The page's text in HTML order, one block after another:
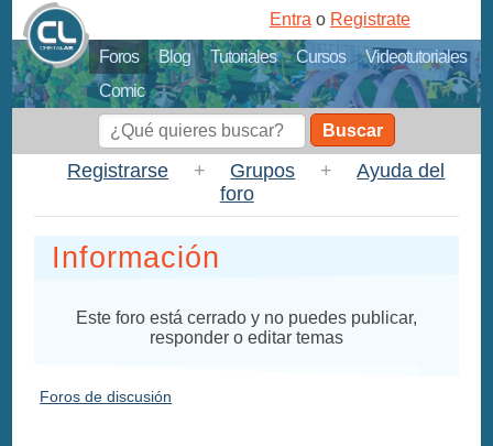
Foros Blog Tutoriales Cursos
Videotutoriales
Comic
Entra o Registrate
Buscar
Registrarse + Grupos +
Ayuda del
foro
Información
Este foro está cerrado y no puedes publicar,
responder o editar temas
Foros de discusión